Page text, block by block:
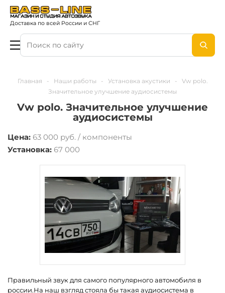
Доставка по всей России и СНГ
Главная - Наши работы - Установка акустики -
Vw polo.
Значительное улучшение аудиосистемы
Vw polo. Значительное улучшение
аудиосистемы
Цена: 63 000 руб. / компоненты
Установка: 67 000
Правильный звук для самого популярного автомобиля в
россии.На наш взгляд стояла бы такая аудиосистема в